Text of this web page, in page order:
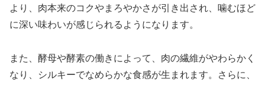
より、肉本来のコクやまろやかさが引き出され、噛むほど
に深い味わいが感じられるようになります。
また、酵母や酵素の働きによって、肉の繊維がやわらかく
なり、シルキーでなめらかな食感が生まれます。さらに、